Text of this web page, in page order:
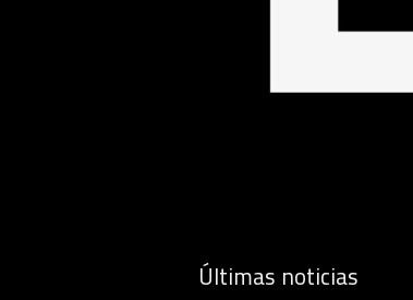
Últimas noticias